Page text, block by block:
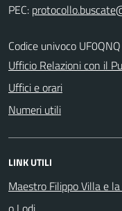
PEC:
Codice univoco UF0QNQ
Ufficio Relazioni con il
Uffici e orari
Numeri utili
LINK UTILI
Maestro Filippo Villa e